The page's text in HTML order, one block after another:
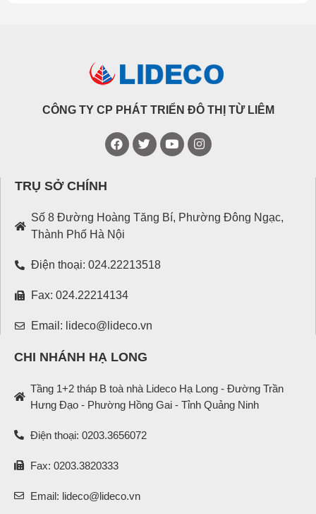
CÔNG TY CP PHÁT TRIỂN ĐÔ THỊ TỪ LIÊM
TRỤ SỞ CHÍNH
Số 8 Đường Hoàng Tăng Bí, Phường Đông Ngạc,
Thành Phố Hà Nội
Điện thoại: 024.22213518
Fax: 024.22214134
Email: lideco@lideco.vn
CHI NHÁNH HẠ LONG
Tầng 1+2 tháp B toà nhà Lideco Hạ Long - Đường Trần
Hưng Đạo - Phường Hồng Gai - Tỉnh Quảng Ninh
Điện thoại: 0203.3656072
Fax: 0203.3820333
Email: lideco@lideco.vn